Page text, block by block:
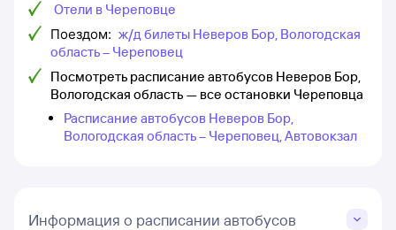
Отели в Череповце
Поездом: ж/д билеты Неверов Бор, Вологодская
область – Череповец
Посмотреть расписание автобусов Неверов Бор,
Вологодская область — все остановки Череповца
Расписание автобусов Неверов Бор,
Вологодская область – Череповец, Автовокзал
Информация о расписании автобусов